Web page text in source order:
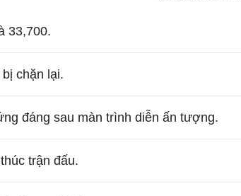
33,700.
chặn lại.
đáng sau màn trình diễn ấn tượng.
trận đấu.